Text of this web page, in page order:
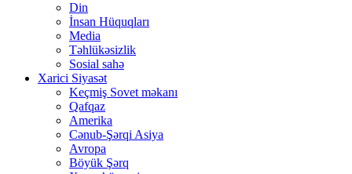
Din
İnsan Hüquqları
Media
Təhlükəsizlik
Sosial sahə
Xarici Siyasət
Keçmiş Sovet məkanı
Qafqaz
Amerika
Cənub-Şərqi Asiya
Avropa
Böyük Şərq